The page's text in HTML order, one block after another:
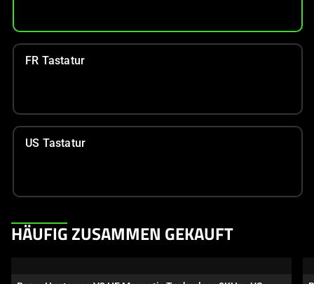
FR Tastatur
US Tastatur
This
carousel.
HÄUFIG ZUSAMMEN GEKAUFT